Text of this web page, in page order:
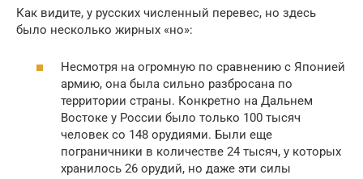
Как видите, у русских численный перевес, но здесь
было несколько жирных «но»:
Несмотря на огромную по сравнению с Японией
армию, она была сильно разбросана по
территории страны. Конкретно на Дальнем
Востоке у России было только 100 тысяч
человек со 148 орудиями. Были еще
пограничники в количестве 24 тысяч, у которых
хранилось 26 орудий, но даже эти силы